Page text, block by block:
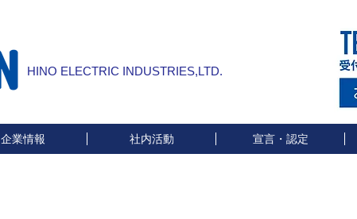
HINO ELECTRIC INDUSTRIES,LTD.
企業情報 社内活動 宣言・認定